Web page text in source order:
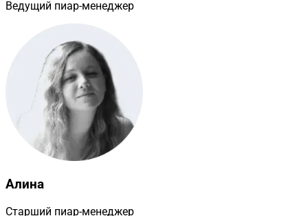
Ведущий пиар-менеджер
Алина
Старший пиар-менеджер